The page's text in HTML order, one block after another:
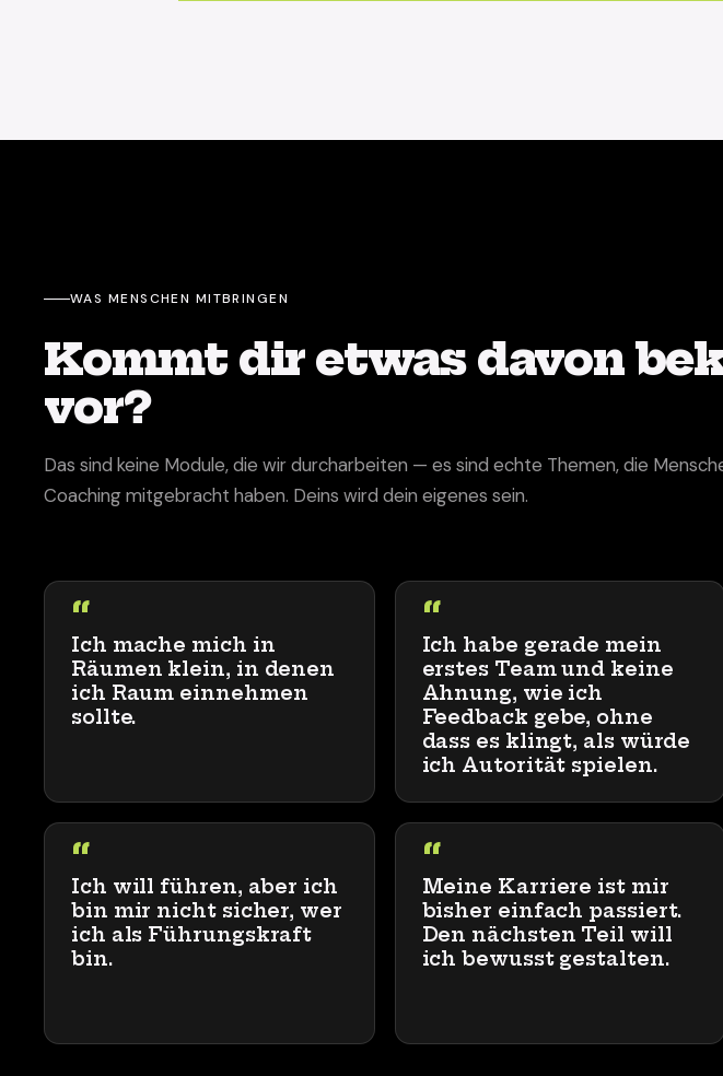
WAS MENSCHEN MITBRINGEN
Kommt dir etwas davon
vor?
Das sind keine Module, die wir durcharbeiten — es sind echte Themen, die
Coaching mitgebracht haben. Deins wird dein eigenes sein.
“
Ich mache mich in
Räumen klein, in denen
ich Raum einnehmen
sollte.
“
Ich habe gerade mein
erstes Team und keine
Ahnung, wie ich
Feedback gebe, ohne
dass es klingt, als würde
ich Autorität spielen.
“
Ich will führen, aber ich
bin mir nicht sicher, wer
ich als Führungskraft
bin.
“
Meine Karriere ist mir
bisher einfach passiert.
Den nächsten Teil will
ich bewusst gestalten.